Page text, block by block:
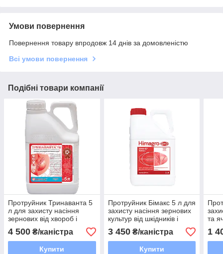
Умови повернення
Повернення товару впродовж 14 днів за домовленістю
Всі умови повернення
Подібні товари компанії
Протруйник Тринаванта 5
л для захисту насіння
зернових від хвороб і
шкідників
4 500 ₴/каністра
Купити
Протруйник Бімакс 5 л для
захисту насіння зернових
культур від шкідників і
хвороб
3 450₴/каністра
Купити
та
1